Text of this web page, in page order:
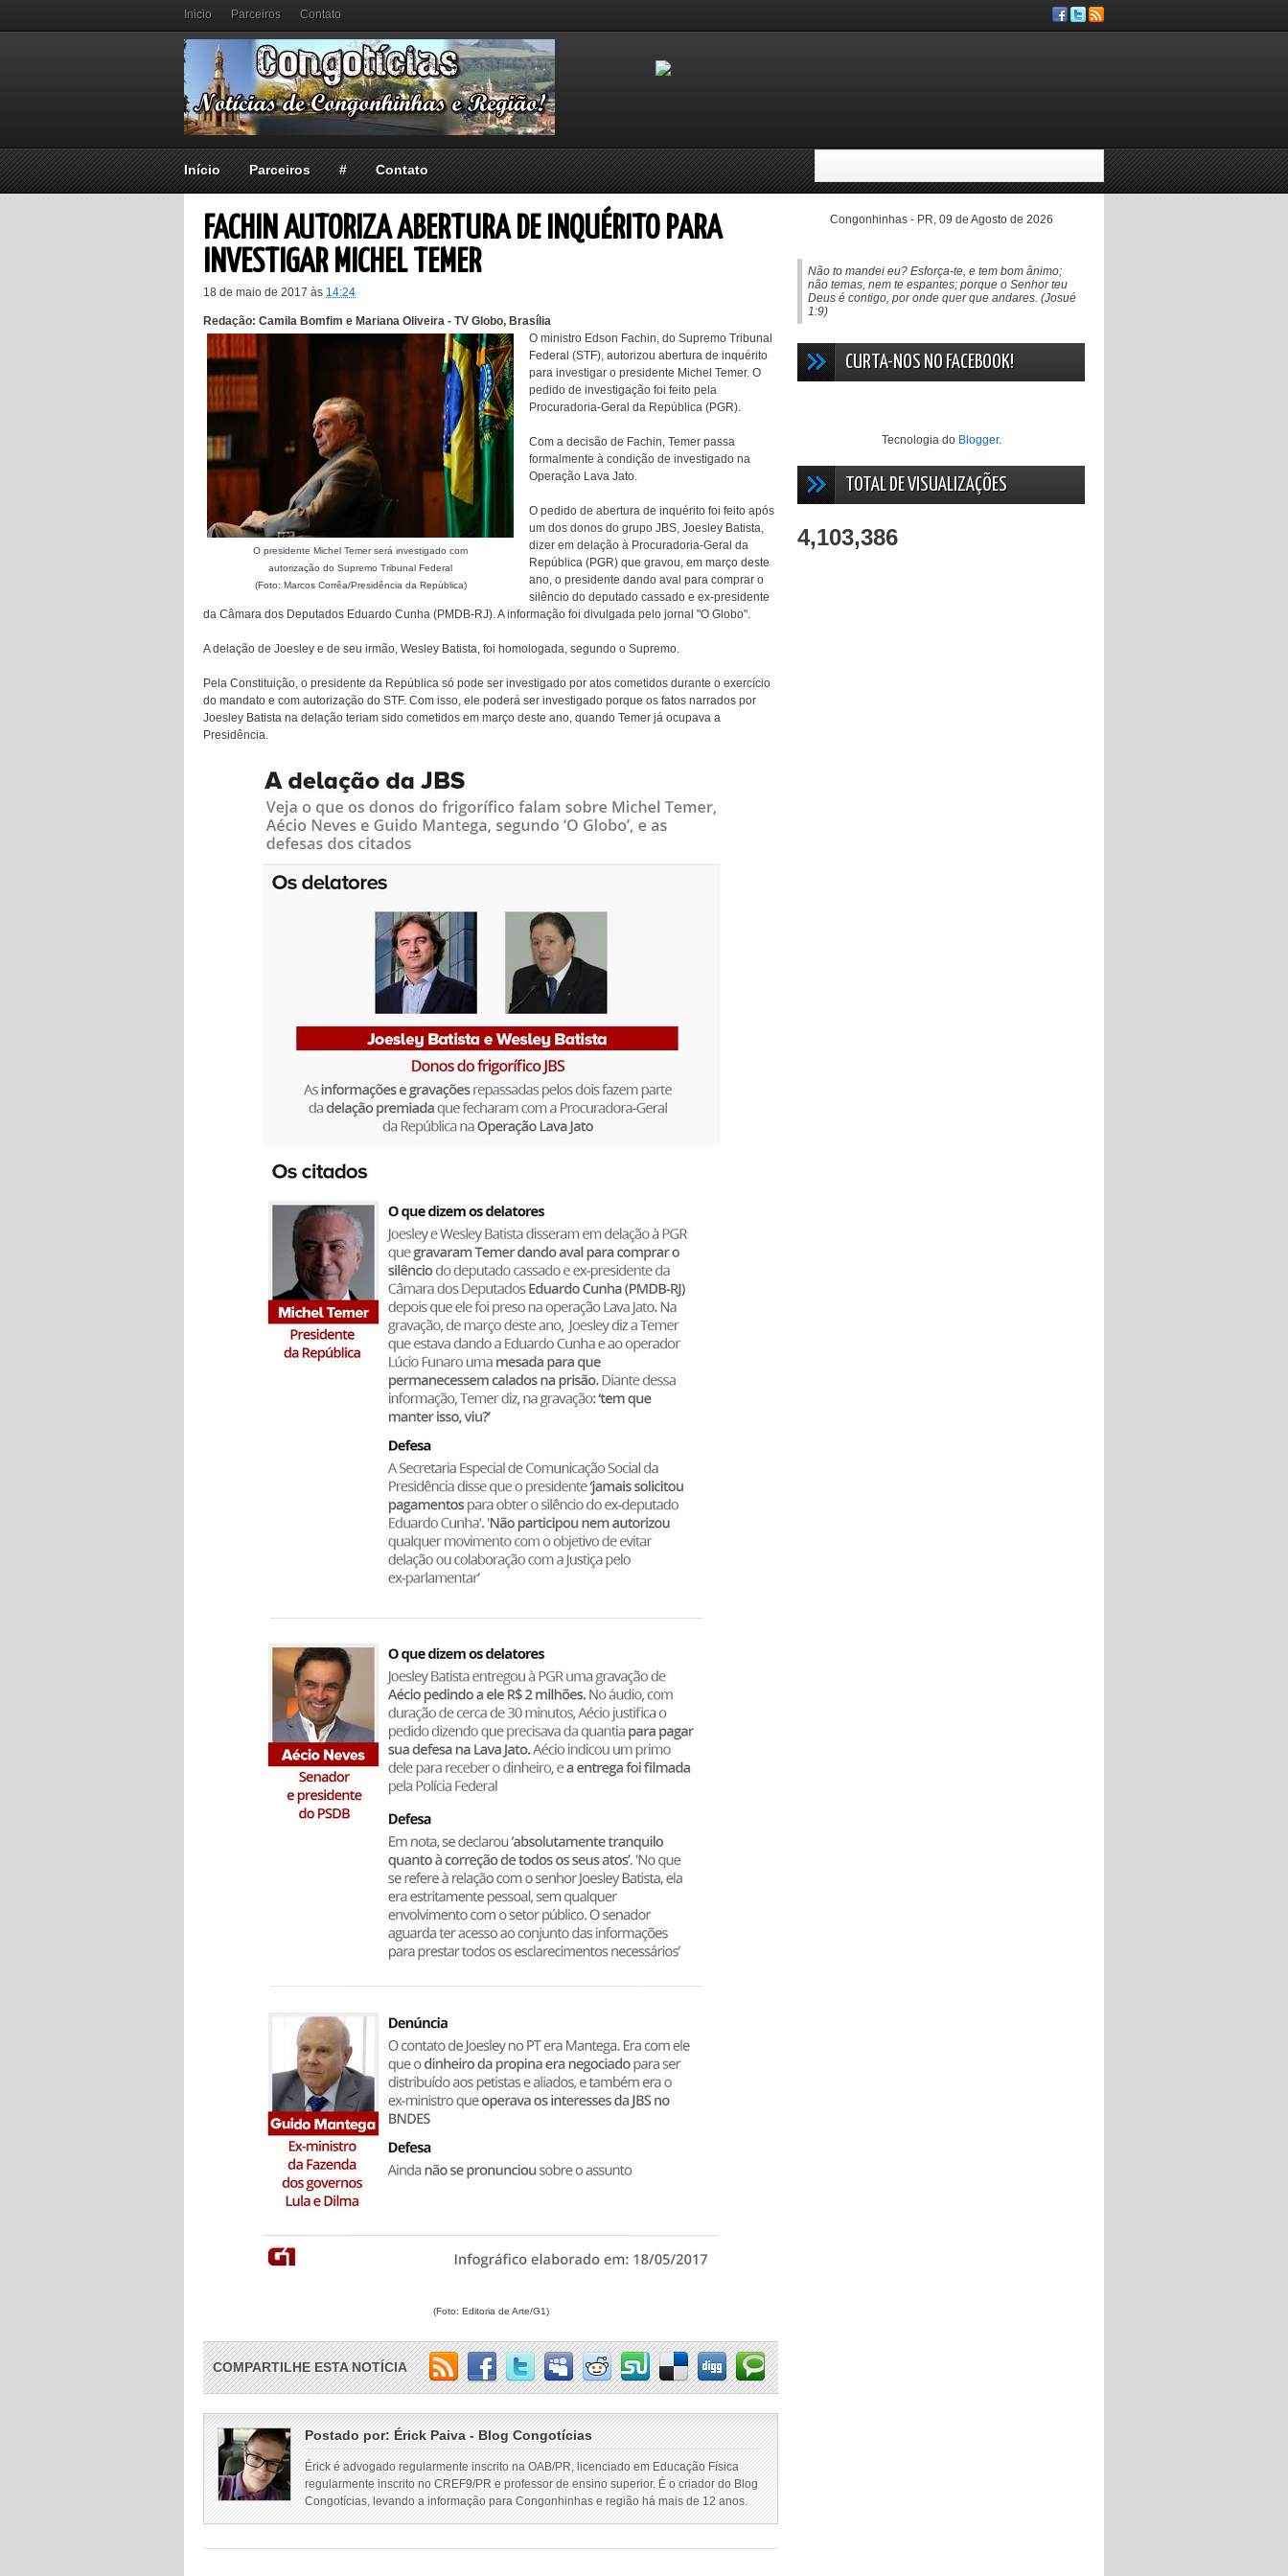
Inicio Parceiros Contato
Início Parceiros # Contato
FACHIN AUTORIZA ABERTURA DE INQUÉRITO PARA
INVESTIGAR MICHEL TEMER
18 de maio de 2017 às 14:24
Redação: Camila Bomfim e Mariana Oliveira - TV Globo, Brasília
O presidente Michel Temer será investigado com
autorização do Supremo Tribunal Federal
(Foto: Marcos Corrêa/Presidência da República)
O ministro Edson Fachin, do Supremo Tribunal
Federal (STF), autorizou abertura de inquérito
para investigar o presidente Michel Temer. O
pedido de investigação foi feito pela
Procuradoria-Geral da República (PGR).
Com a decisão de Fachin, Temer passa
formalmente à condição de investigado na
Operação Lava Jato.
O pedido de abertura de inquérito foi feito após
um dos donos do grupo JBS, Joesley Batista,
dizer em delação à Procuradoria-Geral da
República (PGR) que gravou, em março deste
ano, o presidente dando aval para comprar o
silêncio do deputado cassado e ex-presidente
da Câmara dos Deputados Eduardo Cunha (PMDB-RJ). A informação foi divulgada pelo jornal "O Globo".
A delação de Joesley e de seu irmão, Wesley Batista, foi homologada, segundo o Supremo.
Pela Constituição, o presidente da República só pode ser investigado por atos cometidos durante o exercício
do mandato e com autorização do STF. Com isso, ele poderá ser investigado porque os fatos narrados por
Joesley Batista na delação teriam sido cometidos em março deste ano, quando Temer já ocupava a
Presidência.
(Foto: Editoria de Arte/G1)
COMPARTILHE ESTA NOTÍCIA
Postado por: Érick Paiva - Blog Congotícias
Érick é advogado regularmente inscrito na OAB/PR, licenciado em Educação Física
regularmente inscrito no CREF9/PR e professor de ensino superior. É o criador do Blog
Congotícias, levando a informação para Congonhinhas e região há mais de 12 anos.
Congonhinhas - PR, 09 de Agosto de 2026
Não to mandei eu? Esforça-te, e tem bom ânimo;
não temas, nem te espantes; porque o Senhor teu
Deus é contigo, por onde quer que andares. (Josué
1:9)
CURTA-NOS NO FACEBOOK!
Tecnologia do Blogger.
TOTAL DE VISUALIZAÇÕES
4,103,386